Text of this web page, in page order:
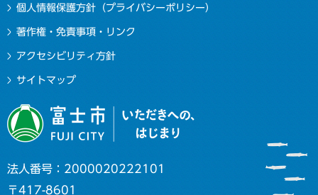
個人情報保護方針（プライバシーポリシー）
著作権・免責事項・リンク
アクセシビリティ方針
サイトマップ
法人番号：2000020222101
〒417-8601